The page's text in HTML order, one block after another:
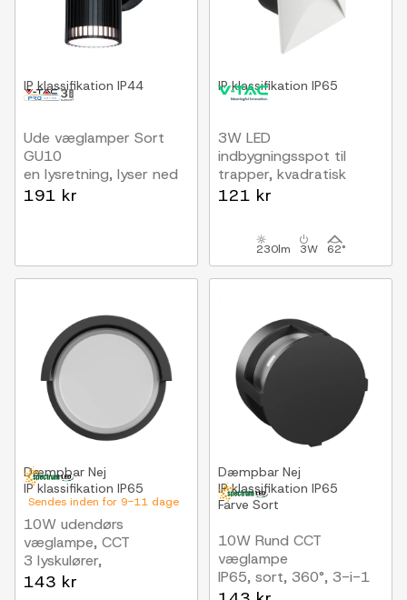
IP klassifikation IP44
Ude væglamper Sort
GU10
en lysretning, lyser ned
191 kr
IP klassifikation IP65
3W LED
indbygningsspot til
trapper, kvadratisk
IP65, hvidt
121 kr
230lm 3W 62°
Sendes inden for 9-11 dage
Dæmpbar Nej
IP klassifikation IP65
10W udendørs
væglampe, CCT
3 lyskulører,
Asymmetrisk lys, IP65,
143 kr
Dæmpbar Nej
IP klassifikation IP65
Farve Sort
10W Rund CCT
væglampe
IP65, sort, 360°, 3-i-1
CCT